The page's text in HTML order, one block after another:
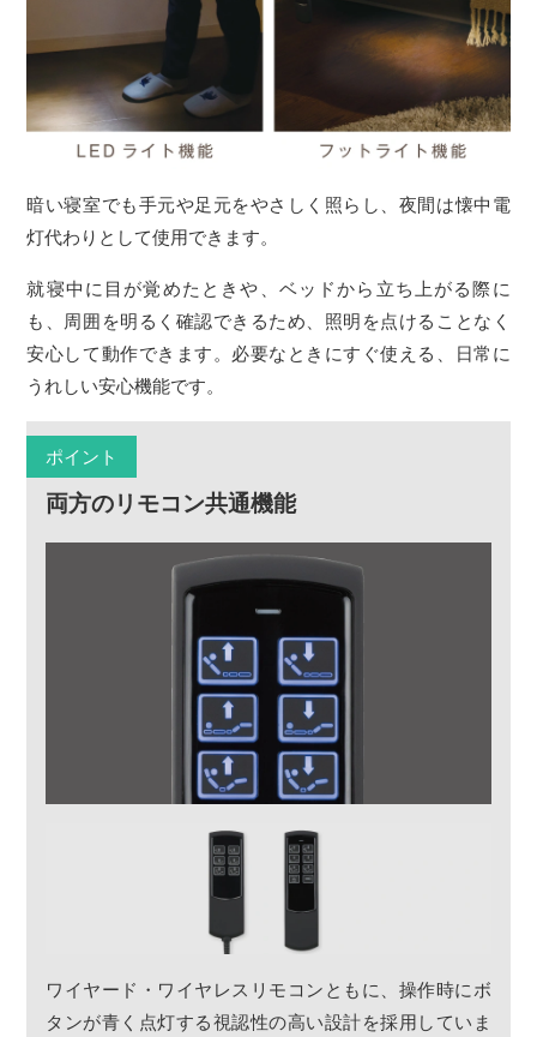
暗い寝室でも手元や足元をやさしく照らし、夜間は懐中電
灯代わりとして使用できます。
就寝中に目が覚めたときや、ベッドから立ち上がる際に
も、周囲を明るく確認できるため、照明を点けることなく
安心して動作できます。必要なときにすぐ使える、日常に
うれしい安心機能です。
ポイント
両方のリモコン共通機能
ワイヤード・ワイヤレスリモコンともに、操作時にボ
タンが青く点灯する視認性の高い設計を採用していま